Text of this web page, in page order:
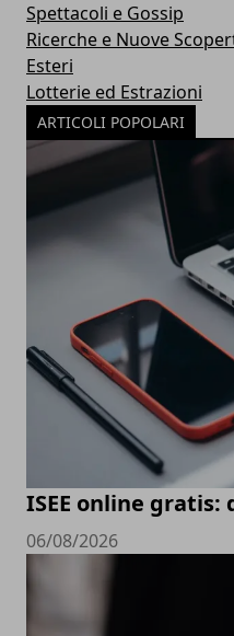
Spettacoli e Gossip
Ricerche e Nuove
Esteri
Lotterie ed Estrazioni
ARTICOLI POPOLARI
ISEE online gratis:
06/08/2026